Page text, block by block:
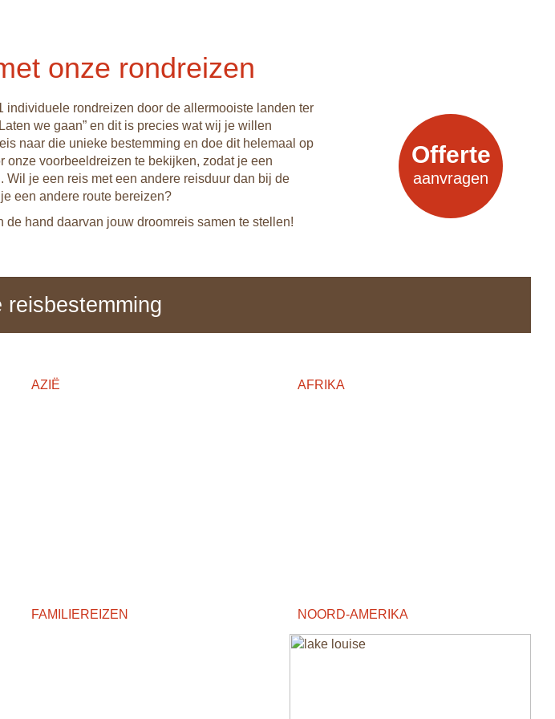
onze rondreizen
individuele rondreizen door de allermooiste landen ter
we gaan” en dit is precies wat wij je willen
naar die unieke bestemming en doe dit helemaal op
onze voorbeeldreizen te bekijken, zodat je een
je een reis met een andere reisduur dan bij de
een andere route bereizen?
hand daarvan jouw droomreis samen te stellen!
Offerte
aanvragen
AZIË AFRIKA
FAMILIEREIZEN NOORD-AMERIKA